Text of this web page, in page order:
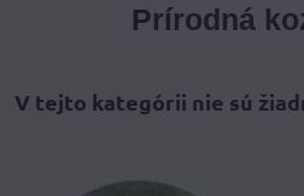
Prírodná